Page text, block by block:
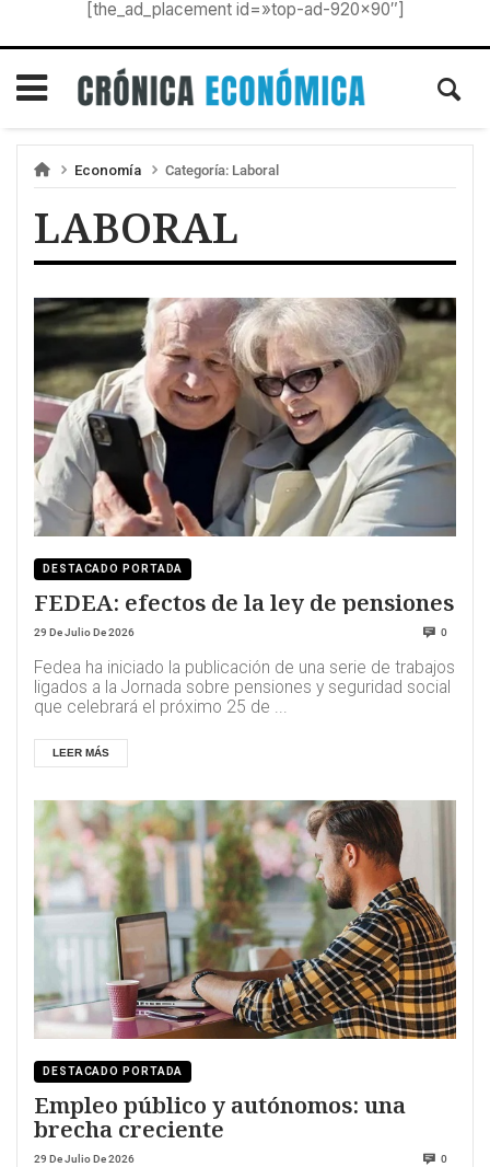
[the_ad_placement id=»top-ad-920×90″]
Economía Categoría: Laboral
LABORAL
DESTACADO PORTADA
FEDEA: efectos de la ley de pensiones
29 De Julio De 2026 0
Fedea ha iniciado la publicación de una serie de trabajos
ligados a la Jornada sobre pensiones y seguridad social
que celebrará el próximo 25 de ...
LEER MÁS
DESTACADO PORTADA
Empleo público y autónomos: una
brecha creciente
29 De Julio De 2026 0